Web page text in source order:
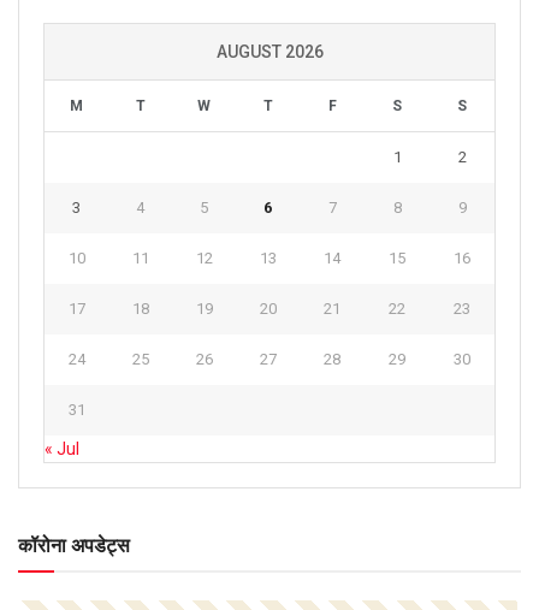
AUGUST 2026
M T W T F S S
1 2
3 4 5 6 7 8 9
10 11 12 13 14 15 16
17 18 19 20 21 22 23
24 25 26 27 28 29 30
31
« Jul
कॉरोना अपडेट्स